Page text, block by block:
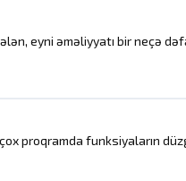
eyni əməliyyatı bir neçə
proqramda funksiyaların